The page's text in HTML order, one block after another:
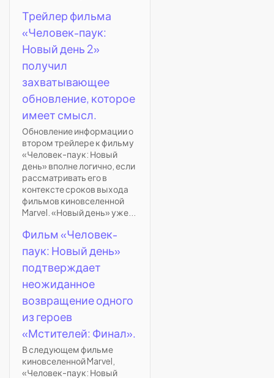
Трейлер фильма
«Человек-паук:
Новый день 2»
получил
захватывающее
обновление, которое
имеет смысл.
Обновление информации о
втором трейлере к фильму
«Человек-паук: Новый
день» вполне логично, если
рассматривать его в
контексте сроков выхода
фильмов киновселенной
Marvel. «Новый день» уже...
Фильм «Человек-
паук: Новый день»
подтверждает
неожиданное
возвращение одного
из героев
«Мстителей: Финал».
В следующем фильме
киновселенной Marvel,
«Человек-паук: Новый